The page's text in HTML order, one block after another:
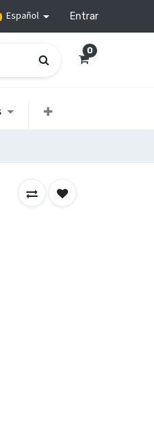
Español Entrar
0